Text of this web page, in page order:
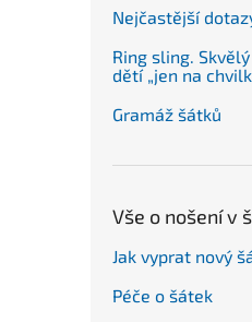
Nejčastější
Ring sling.
dětí „jen na
Gramáž šátků
Vše o nošení v
Jak vyprat nový
Péče o šátek